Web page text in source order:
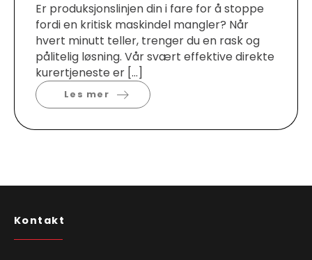
Er produksjonslinjen din i fare for å stoppe
fordi en kritisk maskindel mangler? Når
hvert minutt teller, trenger du en rask og
pålitelig løsning. Vår svært effektive direkte
kurertjeneste er […]
Les mer
Kontakt